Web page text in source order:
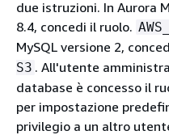
due istruzioni. In Aurora
8.4, concedi il ruolo.
MySQL versione 2,
S3 . All'utente
database è concesso il
per impostazione
privilegio a un altro